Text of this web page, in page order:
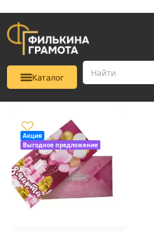
Каталог
Акция
Выгодное предложение
♡